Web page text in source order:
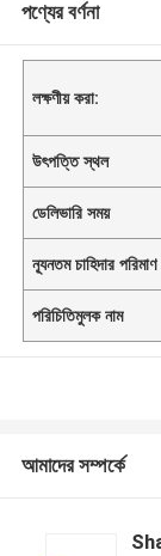
পণ্যের বর্ণনা
লক্ষণীয় করা:
উৎপত্তি স্থল
ডেলিভারি সময়
ন্যূনতম চাহিদার পরিমাণ
পরিচিতিমুলক নাম
আমাদের সম্পর্কে